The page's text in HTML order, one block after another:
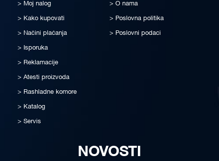
Moj nalog
Kako kupovati
Načini plaćanja
Isporuka
Reklamacije
Atesti proizvoda
Rashladne komore
Katalog
Servis
O nama
Poslovna politika
Poslovni podaci
NOVOSTI